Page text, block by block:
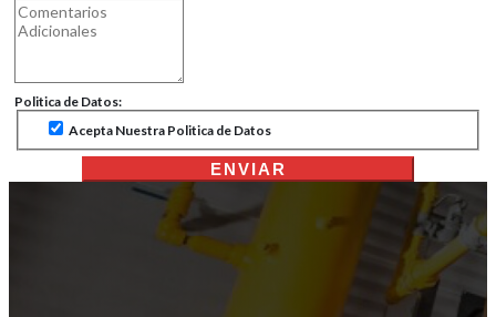
Politica de Datos:
Acepta Nuestra Politica de Datos
ENVIAR